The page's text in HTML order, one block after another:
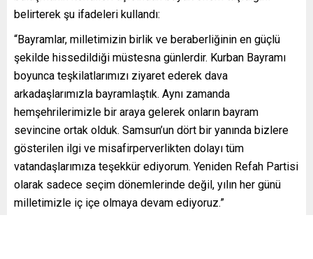
belirterek şu ifadeleri kullandı:
“Bayramlar, milletimizin birlik ve beraberliğinin en güçlü
şekilde hissedildiği müstesna günlerdir. Kurban Bayramı
boyunca teşkilatlarımızı ziyaret ederek dava
arkadaşlarımızla bayramlaştık. Aynı zamanda
hemşehrilerimizle bir araya gelerek onların bayram
sevincine ortak olduk. Samsun’un dört bir yanında bizlere
gösterilen ilgi ve misafirperverlikten dolayı tüm
vatandaşlarımıza teşekkür ediyorum. Yeniden Refah Partisi
olarak sadece seçim dönemlerinde değil, yılın her günü
milletimizle iç içe olmaya devam ediyoruz.”